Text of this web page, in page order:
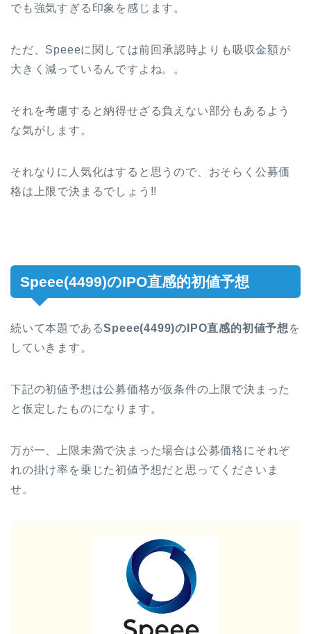
でも強気すぎる印象を感じます。
ただ、Speeeに関しては前回承認時よりも吸収金額が
大きく減っているんですよね。。
それを考慮すると納得せざる負えない部分もあるよう
な気がします。
それなりに人気化はすると思うので、おそらく公募価
格は上限で決まるでしょう!!
Speee(4499)のIPO直感的初値予想
続いて本題であるSpeee(4499)のIPO直感的初値予想 を
していきます。
下記の初値予想は公募価格が仮条件の上限で決まった
と仮定したものになります。
万が一、上限未満で決まった場合は公募価格にそれぞ
れの掛け率を乗じた初値予想だと思ってくださいま
せ。